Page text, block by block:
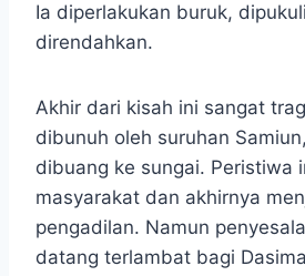
Ia diperlakukan buruk,
direndahkan.
Akhir dari kisah ini sangat
dibunuh oleh suruhan
dibuang ke sungai. Peristiwa
masyarakat dan akhirnya
pengadilan. Namun
datang terlambat bagi